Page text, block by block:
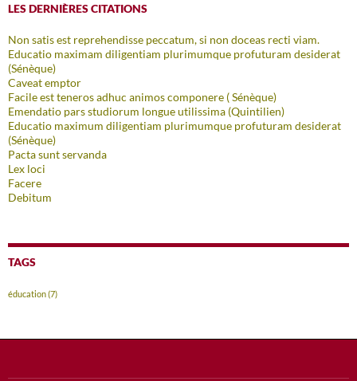
LES DERNIÈRES CITATIONS
Non satis est reprehendisse peccatum, si non doceas recti viam.
Educatio maximam diligentiam plurimumque profuturam desiderat
(Sénèque)
Caveat emptor
Facile est teneros adhuc animos componere ( Sénèque)
Emendatio pars studiorum longue utilissima (Quintilien)
Educatio maximum diligentiam plurimumque profuturam desiderat
(Sénèque)
Pacta sunt servanda
Lex loci
Facere
Debitum
TAGS
éducation(7)